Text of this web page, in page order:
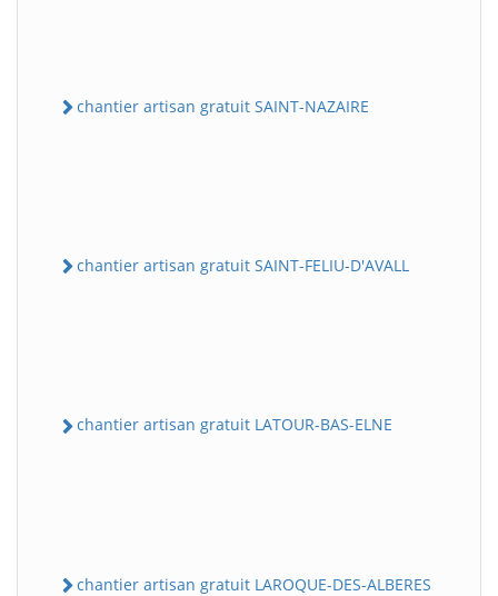
chantier artisan gratuit SAINT-NAZAIRE
chantier artisan gratuit SAINT-FELIU-D'AVALL
chantier artisan gratuit LATOUR-BAS-ELNE
chantier artisan gratuit LAROQUE-DES-ALBERES